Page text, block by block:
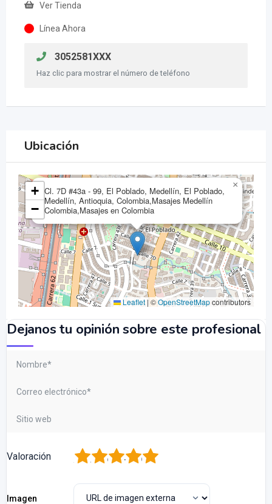
Ver Tienda
Línea Ahora
3052581XXX
Haz clic para mostrar el número de teléfono
Ubicación
Cl. 7D #43a - 99, El Poblado, Medellín, El Poblado,
Medellín, Antioquia, Colombia,Masajes Medellín
Colombia,Masajes en Colombia
×
+
−
Leaflet |©OpenStreetMapcontributors
Dejanos tu opinión sobre este profesional
Valoración 5
4
3
2
Imagen